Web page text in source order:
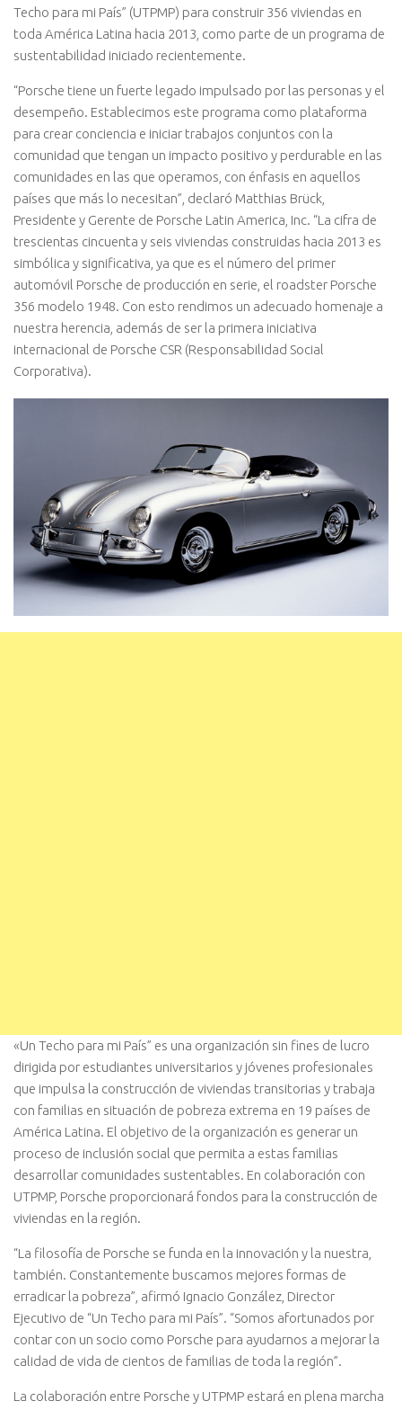
Techo para mi País” (UTPMP) para construir 356 viviendas en
toda América Latina hacia 2013, como parte de un programa de
sustentabilidad iniciado recientemente.
“Porsche tiene un fuerte legado impulsado por las personas y el
desempeño. Establecimos este programa como plataforma
para crear conciencia e iniciar trabajos conjuntos con la
comunidad que tengan un impacto positivo y perdurable en las
comunidades en las que operamos, con énfasis en aquellos
países que más lo necesitan”, declaró Matthias Brück,
Presidente y Gerente de Porsche Latin America, Inc. “La cifra de
trescientas cincuenta y seis viviendas construidas hacia 2013 es
simbólica y significativa, ya que es el número del primer
automóvil Porsche de producción en serie, el roadster Porsche
356 modelo 1948. Con esto rendimos un adecuado homenaje a
nuestra herencia, además de ser la primera iniciativa
internacional de Porsche CSR (Responsabilidad Social
Corporativa).
«Un Techo para mi País” es una organización sin fines de lucro
dirigida por estudiantes universitarios y jóvenes profesionales
que impulsa la construcción de viviendas transitorias y trabaja
con familias en situación de pobreza extrema en 19 países de
América Latina. El objetivo de la organización es generar un
proceso de inclusión social que permita a estas familias
desarrollar comunidades sustentables. En colaboración con
UTPMP, Porsche proporcionará fondos para la construcción de
viviendas en la región.
“La filosofía de Porsche se funda en la innovación y la nuestra,
también. Constantemente buscamos mejores formas de
erradicar la pobreza”, afirmó Ignacio González, Director
Ejecutivo de “Un Techo para mi País”. “Somos afortunados por
contar con un socio como Porsche para ayudarnos a mejorar la
calidad de vida de cientos de familias de toda la región”.
La colaboración entre Porsche y UTPMP estará en plena marcha